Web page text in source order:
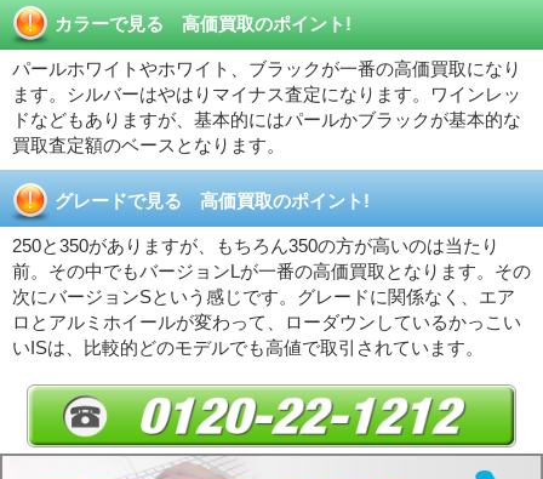
カラーで見る 高価買取のポイント!
パールホワイトやホワイト、ブラックが一番の高価買取になり
ます。シルバーはやはりマイナス査定になります。ワインレッ
ドなどもありますが、基本的にはパールかブラックが基本的な
買取査定額のベースとなります。
グレードで見る 高価買取のポイント!
250と350がありますが、もちろん350の方が高いのは当たり
前。その中でもバージョンLが一番の高価買取となります。その
次にバージョンSという感じです。グレードに関係なく、エア
ロとアルミホイールが変わって、ローダウンしているかっこい
いISは、比較的どのモデルでも高値で取引されています。